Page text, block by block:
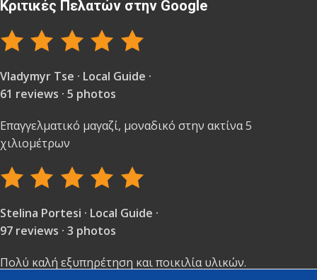
Κριτικές Πελατών στην Google
Vladymyr Tse · Local Guide ·
61 reviews · 5 photos
Επαγγελματικό μαγαζί, μοναδικό στην ακτίνα 5
χιλιομέτρων
Stelina Portesi · Local Guide ·
97 reviews · 3 photos
Πολύ καλή εξυπηρέτηση και ποικιλία υλικών.